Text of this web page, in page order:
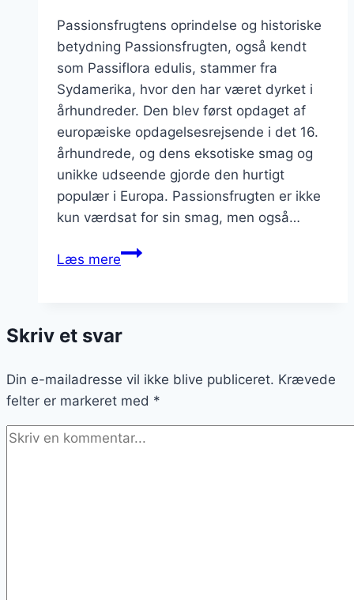
Passionsfrugtens oprindelse og historiske
betydning Passionsfrugten, også kendt
som Passiflora edulis, stammer fra
Sydamerika, hvor den har været dyrket i
århundreder. Den blev først opdaget af
europæiske opdagelsesrejsende i det 16.
århundrede, og dens eksotiske smag og
unikke udseende gjorde den hurtigt
populær i Europa. Passionsfrugten er ikke
kun værdsat for sin smag, men også…
Læs merePassionsfrugt
og
Skriv et svar
Din e-mailadresse vil ikke blive publiceret. Krævede
felter er markeret med *